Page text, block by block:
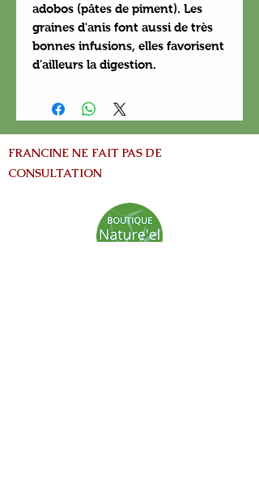
adobos (pâtes de piment). Les
graines d'anis font aussi de très
bonnes infusions, elles favorisent
d'ailleurs la digestion.
FRANCINE NE FAIT PAS DE
CONSULTATION